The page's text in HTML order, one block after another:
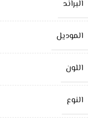
البراند
الموديل
اللون
النوع